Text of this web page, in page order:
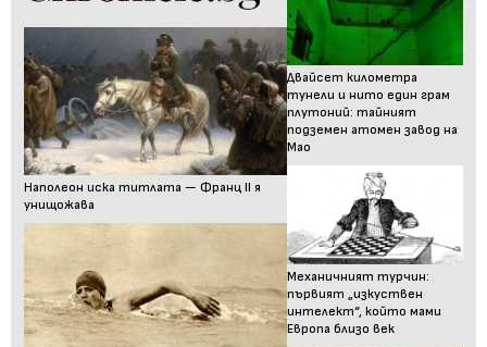
Наполеон иска титлата — Франц II я
унищожава
Двайсет километра
тунели и нито един грам
плутоний: тайният
подземен атомен завод на
Мао
Механичният турчин:
първият „изкуствен
интелект“, който мами
Европа близо век